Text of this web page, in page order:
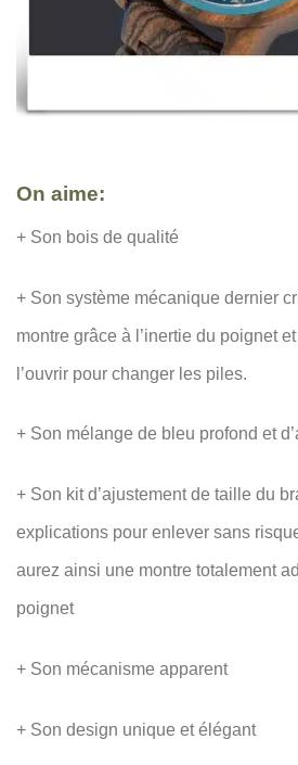
On aime:
+ Son bois de qualité
+ Son système mécanique dernier
montre grâce à l’inertie du poignet
l’ouvrir pour changer les piles.
+ Son mélange de bleu profond et
+ Son kit d’ajustement de taille du
explications pour enlever sans
aurez ainsi une montre totalement
poignet
+ Son mécanisme apparent
+ Son design unique et élégant